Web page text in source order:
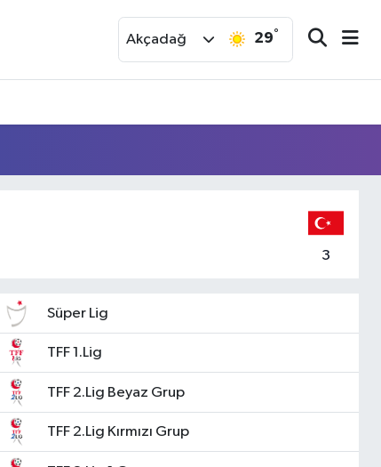
Akçadağ 29°
3
Süper Lig
TFF 1.Lig
TFF 2.Lig Beyaz Grup
TFF 2.Lig Kırmızı Grup